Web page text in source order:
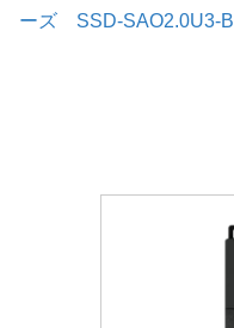
ーズ SSD-SAO2.0U3-B